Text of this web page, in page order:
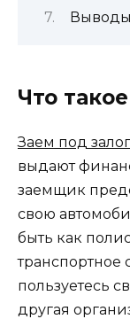
Выводы
Что
Заем под
выдают
заемщик
свою
быть как
транспортное
пользуетесь
другая